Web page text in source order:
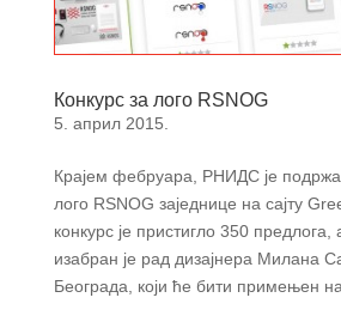
Конкурс за лого RSNOG
5. април 2015.
Крајем фебруара, РНИДС је
лого RSNOG заједнице на сајту
конкурс је пристигло 350
изабран је рад дизајнера Милана
Београда, који ће бити примењен на